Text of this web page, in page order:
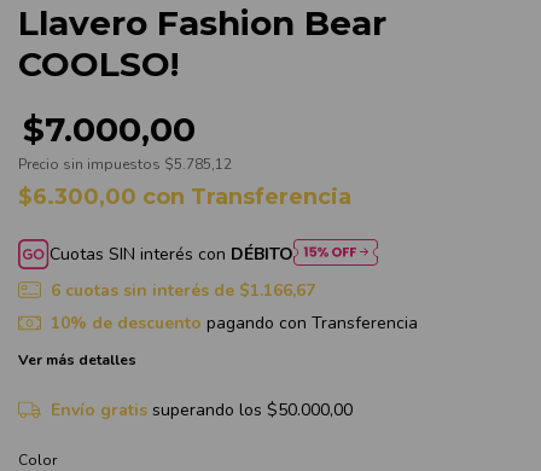
Llavero Fashion Bear
COOLSO!
$7.000,00
Precio sin impuestos $5.785,12
$6.300,00 con Transferencia
Cuotas SIN interés con DÉBITO
6 cuotas sin interés de $1.166,67
10% de descuento pagando con Transferencia
Ver más detalles
Envío gratis superando los $50.000,00
Color